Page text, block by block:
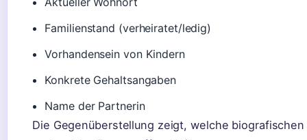
Familienstand (verheiratet/ledig)
Vorhandensein von Kindern
Konkrete Gehaltsangaben
Name der Partnerin
Die Gegenüberstellung zeigt, welche